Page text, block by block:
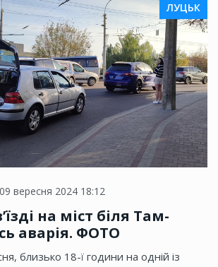
ЛУЦЬК
09 вересня 2024 18:12
на міст біля Там-
аварія. ФОТО
близько 18-ї години на одній із